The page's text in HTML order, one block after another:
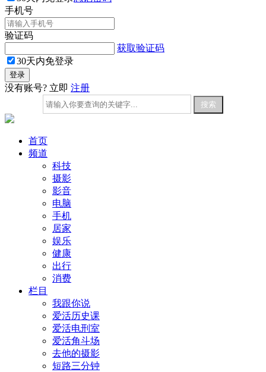
手机号
验证码
获取验证码
30天内免登录
没有账号? 立即 注册
首页
频道
科技
摄影
影音
电脑
手机
居家
娱乐
健康
出行
消费
栏目
我跟你说
爱活历史课
爱活电刑室
爱活角斗场
去他的摄影
短路三分钟